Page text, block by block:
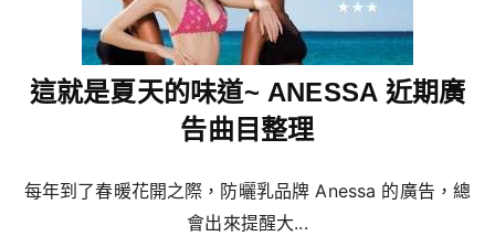
這就是夏天的味道~ ANESSA 近期廣
告曲目整理
每年到了春暖花開之際，防曬乳品牌 Anessa 的廣告，總
會出來提醒大...